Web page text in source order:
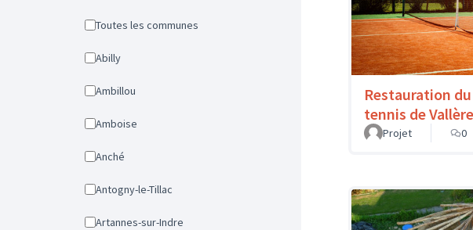
Toutes les communes
Abilly
Ambillou
Amboise
Anché
Antogny-le-Tillac
Artannes-sur-Indre
Restauration
tennis de
Projet
0